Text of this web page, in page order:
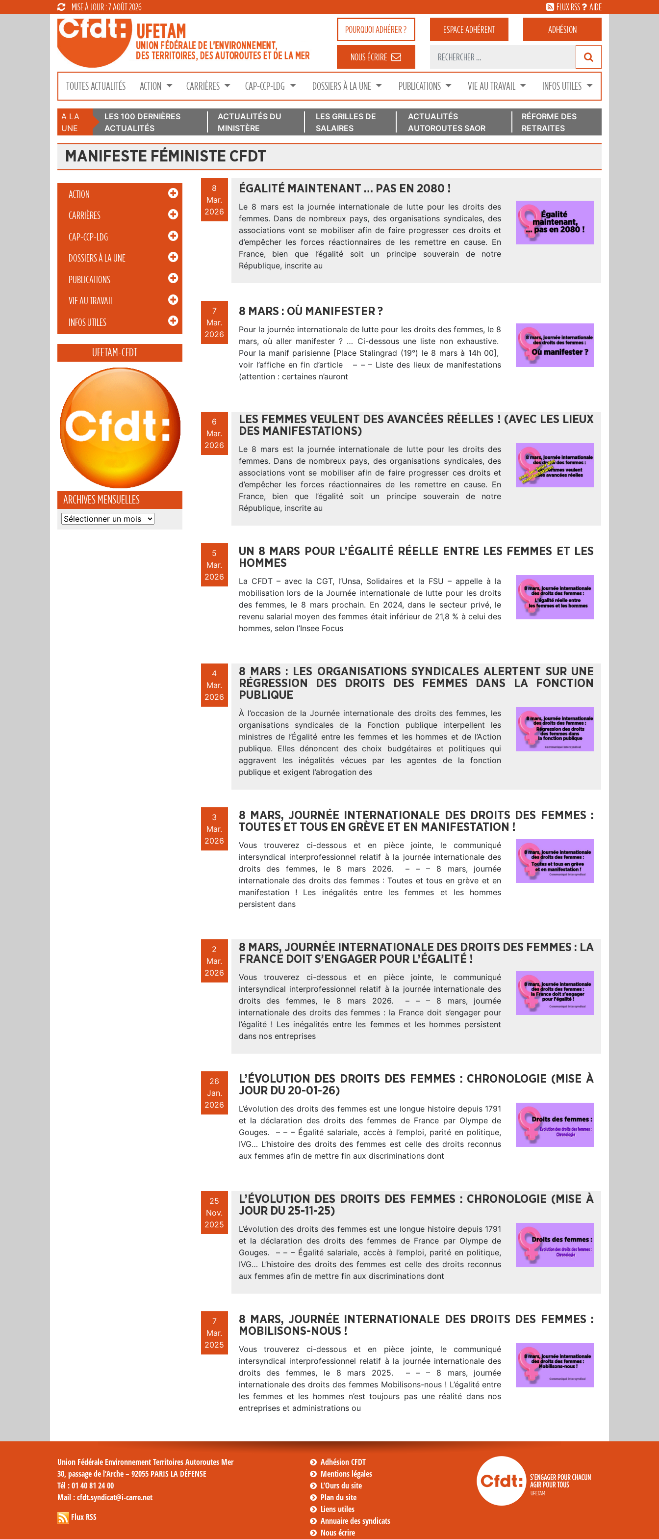
MISE À JOUR : 7 AOÛT 2026 FLUX RSS AIDE
POURQUOIADHÉRER ? ESPACEADHÉRENT ADHÉSION
NOUS ÉCRIRE
TOUTES ACTUALITÉS ACTION CARRIÈRES CAP-CCP-LDG DOSSIERS À LA UNE PUBLICATIONS VIE AU TRAVAIL INFOS UTILES
A LA
UNE
LES 100 DERNIÈRES
ACTUALITÉS
ACTUALITÉS DU
MINISTÈRE
LES GRILLES DE
SALAIRES
ACTUALITÉS
AUTOROUTES SAOR
RÉFORME DES
RETRAITES
MANIFESTE FÉMINISTE CFDT
ACTION
CARRIÈRES
CAP-CCP-LDG
DOSSIERS À LA UNE
PUBLICATIONS
VIE AU TRAVAIL
INFOS UTILES
_____ UFETAM-CFDT
ARCHIVES MENSUELLES
Archives
8
Mar.
2026
ÉGALITÉ MAINTENANT … PAS EN 2080 !
Le 8 mars est la journée internationale de lutte pour les droits des
femmes. Dans de nombreux pays, des organisations syndicales, des
associations vont se mobiliser afin de faire progresser ces droits et
d’empêcher les forces réactionnaires de les remettre en cause. En
France, bien que l’égalité soit un principe souverain de notre
République, inscrite au
7
Mar.
2026
8 MARS : OÙ MANIFESTER ?
Pour la journée internationale de lutte pour les droits des femmes, le 8
mars, où aller manifester ? … Ci-dessous une liste non exhaustive.
Pour la manif parisienne [Place Stalingrad (19°) le 8 mars à 14h 00],
voir l’affiche en fin d’article – – – Liste des lieux de manifestations
(attention : certaines n’auront
6
Mar.
2026
LES FEMMES VEULENT DES AVANCÉES RÉELLES ! (AVEC LES LIEUX
DES MANIFESTATIONS)
Le 8 mars est la journée internationale de lutte pour les droits des
femmes. Dans de nombreux pays, des organisations syndicales, des
associations vont se mobiliser afin de faire progresser ces droits et
d’empêcher les forces réactionnaires de les remettre en cause. En
France, bien que l’égalité soit un principe souverain de notre
République, inscrite au
5
Mar.
2026
UN 8 MARS POUR L’ÉGALITÉ RÉELLE ENTRE LES FEMMES ET LES
HOMMES
La CFDT – avec la CGT, l’Unsa, Solidaires et la FSU – appelle à la
mobilisation lors de la Journée internationale de lutte pour les droits
des femmes, le 8 mars prochain. En 2024, dans le secteur privé, le
revenu salarial moyen des femmes était inférieur de 21,8 % à celui des
hommes, selon l’Insee Focus
4
Mar.
2026
8 MARS : LES ORGANISATIONS SYNDICALES ALERTENT SUR UNE
RÉGRESSION DES DROITS DES FEMMES DANS LA FONCTION
PUBLIQUE
À l’occasion de la Journée internationale des droits des femmes, les
organisations syndicales de la Fonction publique interpellent les
ministres de l’Égalité entre les femmes et les hommes et de l’Action
publique. Elles dénoncent des choix budgétaires et politiques qui
aggravent les inégalités vécues par les agentes de la fonction
publique et exigent l’abrogation des
3
Mar.
2026
8 MARS, JOURNÉE INTERNATIONALE DES DROITS DES FEMMES :
TOUTES ET TOUS EN GRÈVE ET EN MANIFESTATION !
Vous trouverez ci-dessous et en pièce jointe, le communiqué
intersyndical interprofessionnel relatif à la journée internationale des
droits des femmes, le 8 mars 2026. – – – 8 mars, journée
internationale des droits des femmes : Toutes et tous en grève et en
manifestation ! Les inégalités entre les femmes et les hommes
persistent dans
2
Mar.
2026
8 MARS, JOURNÉE INTERNATIONALE DES DROITS DES FEMMES : LA
FRANCE DOIT S’ENGAGER POUR L’ÉGALITÉ !
Vous trouverez ci-dessous et en pièce jointe, le communiqué
intersyndical interprofessionnel relatif à la journée internationale des
droits des femmes, le 8 mars 2026. – – – 8 mars, journée
internationale des droits des femmes : la France doit s’engager pour
l’égalité ! Les inégalités entre les femmes et les hommes persistent
dans nos entreprises
26
Jan.
2026
L’ÉVOLUTION DES DROITS DES FEMMES : CHRONOLOGIE (MISE À
JOUR DU 20-01-26)
L’évolution des droits des femmes est une longue histoire depuis 1791
et la déclaration des droits des femmes de France par Olympe de
Gouges. – – – Égalité salariale, accès à l’emploi, parité en politique,
IVG… L’histoire des droits des femmes est celle des droits reconnus
aux femmes afin de mettre fin aux discriminations dont
25
Nov.
2025
L’ÉVOLUTION DES DROITS DES FEMMES : CHRONOLOGIE (MISE À
JOUR DU 25-11-25)
L’évolution des droits des femmes est une longue histoire depuis 1791
et la déclaration des droits des femmes de France par Olympe de
Gouges. – – – Égalité salariale, accès à l’emploi, parité en politique,
IVG… L’histoire des droits des femmes est celle des droits reconnus
aux femmes afin de mettre fin aux discriminations dont
7
Mar.
2025
8 MARS, JOURNÉE INTERNATIONALE DES DROITS DES FEMMES :
MOBILISONS-NOUS !
Vous trouverez ci-dessous et en pièce jointe, le communiqué
intersyndical interprofessionnel relatif à la journée internationale des
droits des femmes, le 8 mars 2025. – – – 8 mars, journée
internationale des droits des femmes Mobilisons-nous ! L’égalité entre
les femmes et les hommes n’est toujours pas une réalité dans nos
entreprises et administrations ou
Union Fédérale Environnement Territoires Autoroutes Mer
30, passage de l’Arche – 92055 PARIS LA DÉFENSE
Tél : 01 40 81 24 00
Mail : cfdt.syndicat@i-carre.net
Flux RSS
Adhésion CFDT
Mentions légales
L’Ours du site
Plan du site
Liens utiles
Annuaire des syndicats
Nous écrire